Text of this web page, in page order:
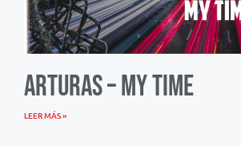
Arturas – My Time
LEER MÁS »